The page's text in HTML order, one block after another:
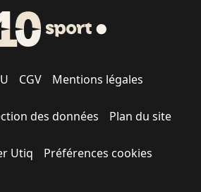
CGV Mentions légales
des données Plan du site
Utiq Préférences cookies